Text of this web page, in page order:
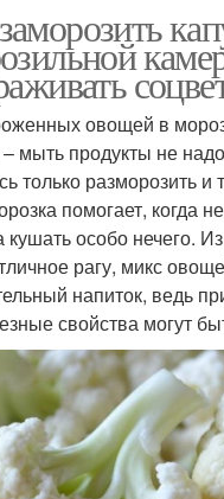
овощей в
мыть продукты не
только разморозить и
помогает, когда
кушать особо нечего.
рагу, микс
напиток, ведь
свойства могут